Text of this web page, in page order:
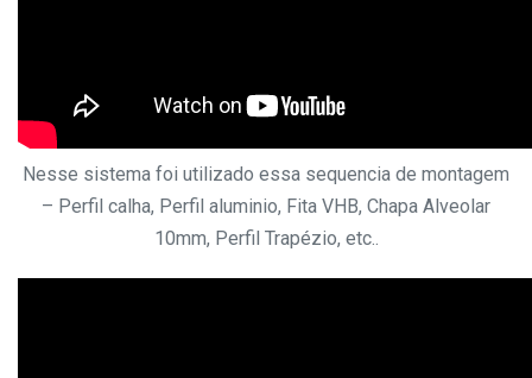
Nesse sistema foi utilizado essa sequencia de montagem
– Perfil calha, Perfil aluminio, Fita VHB, Chapa Alveolar
10mm, Perfil Trapézio, etc..